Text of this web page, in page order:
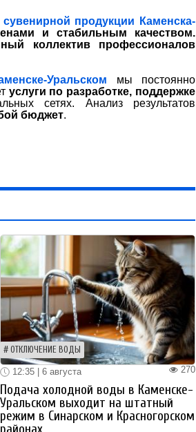
продукции Каменска-
и стабильным качеством.
коллектив профессионалов
Уральском мы постоянно
услуги по разработке, поддержке
сетях. Анализ результатов
бюджет.
ОТКЛЮЧЕНИЕ ВОДЫ
270
12:35 | 6 августа
Подача холодной воды в Каменске-
Уральском выходит на штатный
режим в Синарском и Красногорском